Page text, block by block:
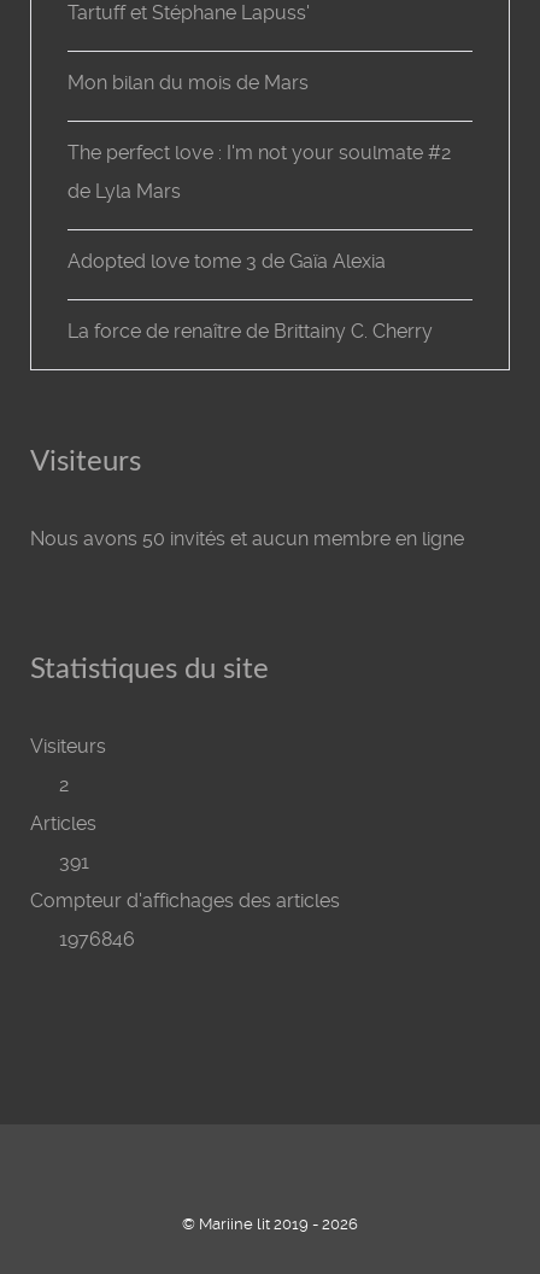
Tartuff et Stéphane Lapuss'
Mon bilan du mois de Mars
The perfect love : I'm not your soulmate #2
de Lyla Mars
Adopted love tome 3 de Gaïa Alexia
La force de renaître de Brittainy C. Cherry
Visiteurs
Nous avons 50 invités et aucun membre en ligne
Statistiques du site
Visiteurs
2
Articles
391
Compteur d'affichages des articles
1976846
© Mariine lit 2019 - 2026